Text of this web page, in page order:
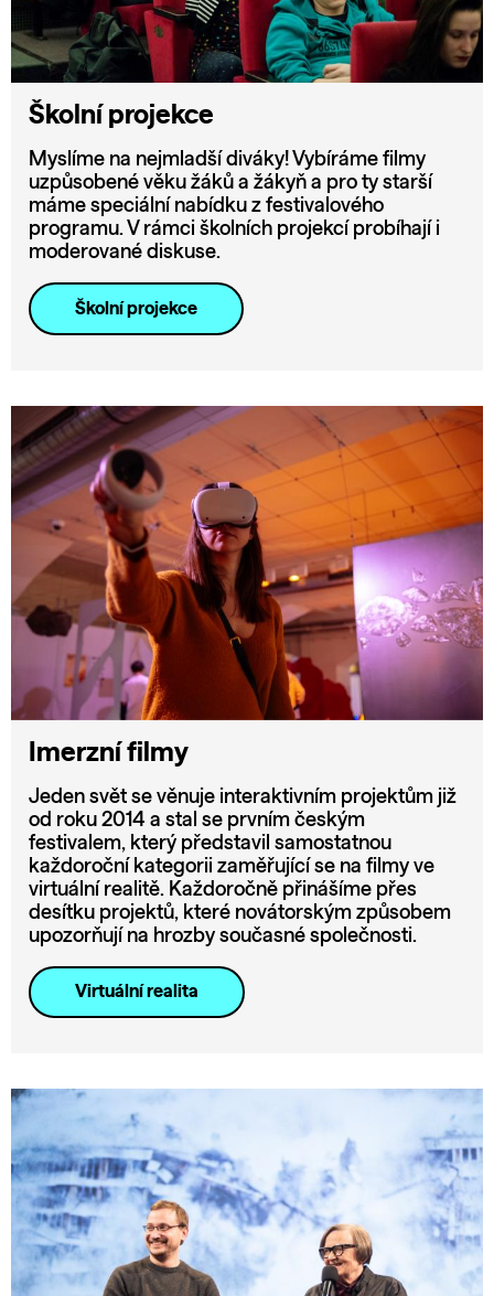
Školní projekce
Myslíme na nejmladší diváky! Vybíráme filmy
uzpůsobené věku žáků a žákyň a pro ty starší
máme speciální nabídku z festivalového
programu. V rámci školních projekcí probíhají i
moderované diskuse.
Školní projekce
Imerzní filmy
Jeden svět se věnuje interaktivním projektům již
od roku 2014 a stal se prvním českým
festivalem, který představil samostatnou
každoroční kategorii zaměřující se na filmy ve
virtuální realitě. Každoročně přinášíme přes
desítku projektů, které novátorským způsobem
upozorňují na hrozby současné společnosti.
Virtuální realita